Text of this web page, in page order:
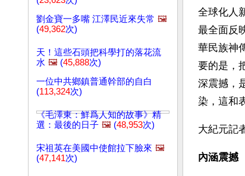
劉金寶一多嘴 江澤民近來失常 🖼️
(49,362次)
天！這些石頭把科學打的落花流
水 🖼️ (45,888次)
一位中共鄉鎮普通幹部的自白
(113,324次)
《毛澤東：鮮爲人知的故事》精
選：最後的日子 🖼️ (48,953次)
宋祖英在美國中使館拉下臉來 🖼️
(47,141次)
全球化人
最全面反
華民族神
要的是，
深震撼，
染，這和
大紀元記
內涵震撼